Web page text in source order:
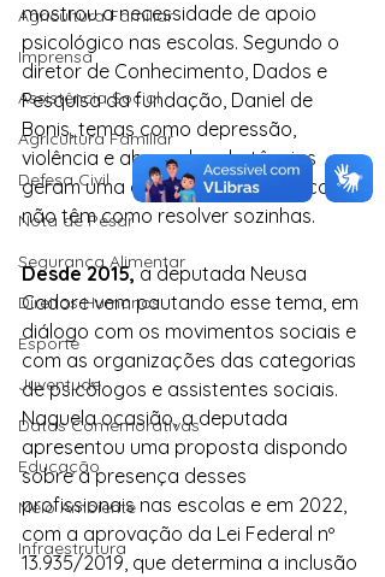
Agricultura Familiar
Imprensa
Assistência Social
Agricultura Familiar
Defesa Civil
Nota de Pesar
Segurança Alimentar
Direitos Humanos
Esporte
Juventude
Datas Comemorativas
Educação
Meio Ambiente
Infraestrutura
mostrou a necessidade de apoio
psicológico nas escolas. Segundo o
diretor de Conhecimento, Dados e
Pesquisa da fundação, Daniel de
Bonis, temas como depressão,
violência e abuso de substâncias
geram uma demanda que as escolas
não têm como resolver sozinhas.
Desde 2015, a deputada Neusa
Cadore vem pautando esse tema, em
diálogo com os movimentos sociais e
com as organizações das categorias
de psicólogos e assistentes sociais.
Naquela ocasião, a deputada
apresentou uma proposta dispondo
sobre a presença desses
profissionais nas escolas e em 2022,
com a aprovação da Lei Federal nº
13.935/2019, que determina a inclusão